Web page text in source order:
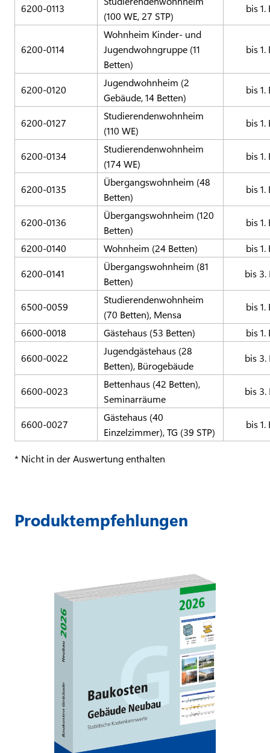
6200-0113
(100 WE, 27 STP)
bis 1.
6200-0114
Wohnheim Kinder- und
Jugendwohngruppe (11
Betten)
bis 1.
6200-0120
Jugendwohnheim (2
Gebäude, 14 Betten)
bis 1.
6200-0127
Studierendenwohnheim
(110 WE)
bis 1.
6200-0134
Studierendenwohnheim
(174 WE)
bis 1.
6200-0135
Übergangswohnheim (48
Betten)
bis 1.
6200-0136
Übergangswohnheim (120
Betten)
bis 1.
6200-0140 Wohnheim (24 Betten)
bis 1.
6200-0141
Übergangswohnheim (81
Betten)
bis 3.
6500-0059
Studierendenwohnheim
(70 Betten), Mensa
bis 1.
6600-0018 Gästehaus (53 Betten)
bis 1.
6600-0022
Jugendgästehaus (28
Betten), Bürogebäude
bis 3.
6600-0023
Bettenhaus (42 Betten),
Seminarräume
bis 3.
6600-0027
Gästehaus (40
Einzelzimmer), TG (39 STP)
bis 1.
* Nicht in der Auswertung enthalten
Produktempfehlungen